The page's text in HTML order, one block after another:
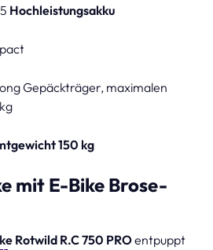
Hochleistungsakku
Gepäckträger, maximalen
150 kg
mit E-Bike Brose-
Rotwild R.C 750 PROentpuppt